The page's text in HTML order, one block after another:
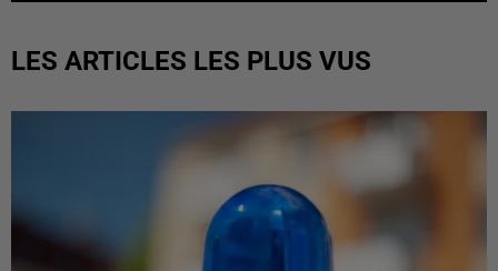
LES ARTICLES LES PLUS VUS